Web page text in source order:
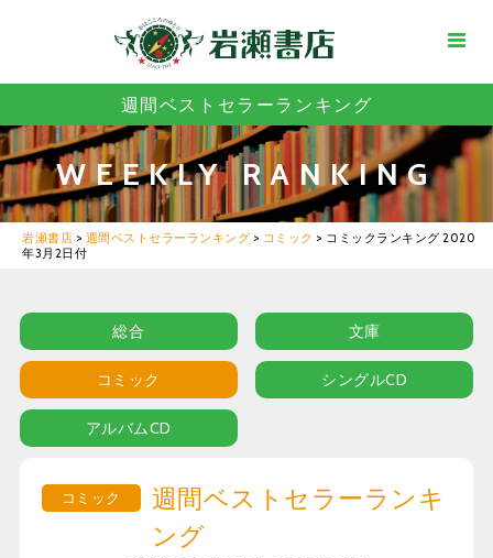
週間ベストセラーランキング
WEEKLY RANKING
岩瀬書店 > 週間ベストセラーランキング > コミック > コミックランキング 2020
年3月2日付
総合 文庫
コミック シングルCD
アルバムCD
コミック
週間ベストセラーランキ
ング